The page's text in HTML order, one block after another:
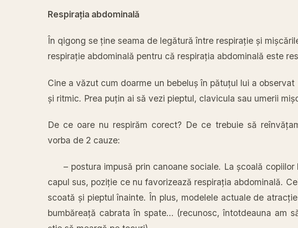
Respirația abdominală
În qigong se ține seama de legătură între respirație și
respirație abdominală pentru că respirația abdominală este
Cine avăzut cum doarme un bebeluș în pătuțul lui a observat
și ritmic. Prea puțin ai să vezi pieptul, clavicula sau umerii
De ce oare nu respirăm corect? De ce trebuie să
vorba de 2 cauze:
– postura impusă prin canoane sociale. La școală copiilor
capul sus, poziție ce nu favorizează respirația abdominală.
scoată și pieptulînainte. În plus, modelele actuale de atracție
bumbăreață cabrataîn spate… (recunosc,întotdeauna am